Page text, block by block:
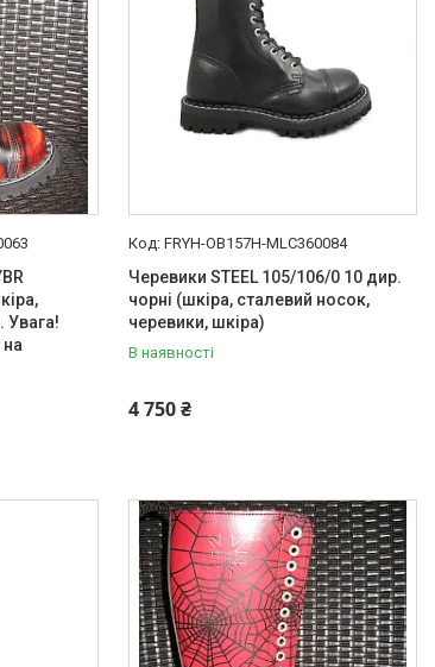
Увага!
FRYH-OB157H-MLC360084
Черевики STEEL 105/106/0 10 дир.
чорні (шкіра, сталевий носок,
черевики, шкіра)
В наявності
4 750 ₴